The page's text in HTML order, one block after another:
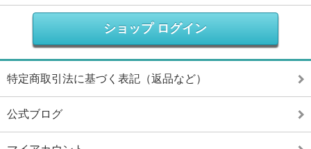
ショップ ログイン
特定商取引法に基づく表記（返品など）
公式ブログ